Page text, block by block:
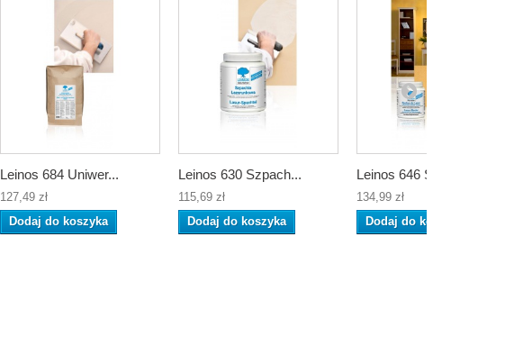
Leinos 684 Uniwer...
127,49 zł
Dodaj do koszyka
Leinos 630 Szpach...
115,69 zł
Dodaj do koszyka
Leinos 646 Spoiwo...
134,99 zł
Dodaj do koszyka